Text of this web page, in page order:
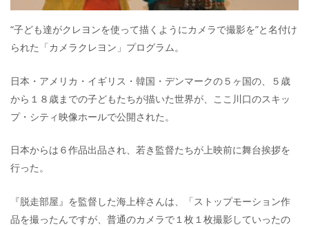
“子ども達がクレヨンを使って描くようにカメラで撮影を”と名付け
られた「カメラクレヨン」プログラム。
日本・アメリカ・イギリス・韓国・デンマークの５ヶ国の、５歳
から１８歳までの子どもたちが描いた世界が、ここ川口のスキッ
プ・シティ映像ホールで公開された。
日本からは６作品出品され、若き監督たちが上映前に舞台挨拶を
行った。
『脱走部屋』を監督した海上梓さんは、「ストップモーション作
品を撮ったんですが、普通のカメラで１枚１枚撮影していったの